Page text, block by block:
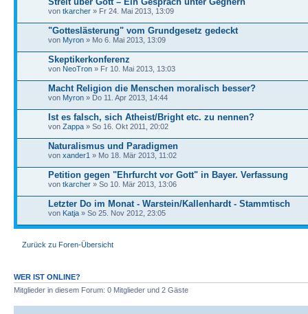
von tkarcher » Fr 24. Mai 2013, 13:09
"Gotteslästerung" vom Grundgesetz gedeckt
von Myron » Mo 6. Mai 2013, 13:09
Skeptikerkonferenz
von NeoTron » Fr 10. Mai 2013, 13:03
Macht Religion die Menschen moralisch besser?
von Myron » Do 11. Apr 2013, 14:44
Ist es falsch, sich Atheist/Bright etc. zu nennen?
von Zappa » So 16. Okt 2011, 20:02
Naturalismus und Paradigmen
von xander1 » Mo 18. Mär 2013, 11:02
Petition gegen "Ehrfurcht vor Gott" in Bayer. Verfassung
von tkarcher » So 10. Mär 2013, 13:06
Letzter Do im Monat - Warstein/Kallenhardt - Stammtisch
von Katja » So 25. Nov 2012, 23:05
Zurück zu Foren-Übersicht
WER IST ONLINE?
Mitglieder in diesem Forum: 0 Mitglieder und 2 Gäste